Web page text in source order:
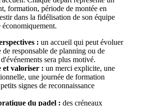
formation, période de montée en
dans la fidélisation de son équipe
économiquement.
: un accueil qui peut évoluer
de responsable de planning ou de
sera plus motivé.
et valoriser : un merci explicite, une
une journée de formation
signes de reconnaissance
du padel : des créneaux